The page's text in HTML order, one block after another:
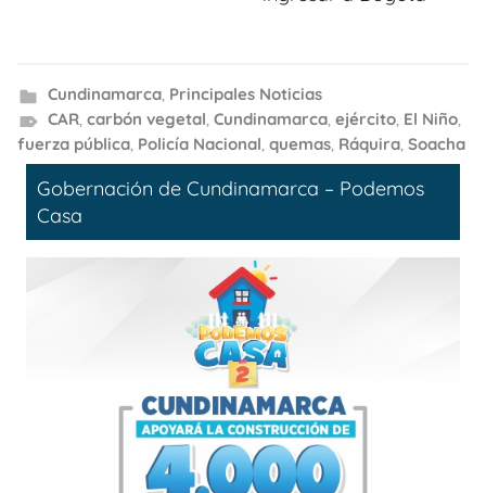
Cundinamarca, Principales Noticias
CAR, carbón vegetal, Cundinamarca, ejército, El Niño,
fuerza pública, Policía Nacional, quemas, Ráquira, Soacha
Gobernación de Cundinamarca – Podemos
Casa